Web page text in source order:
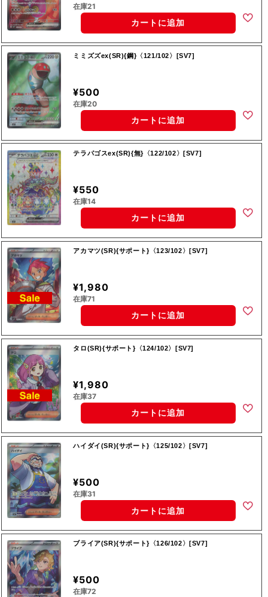
在庫21
カートに追加
ミミズズex(SR){鋼}〈121/102〉[SV7]
¥500
在庫20
カートに追加
テラパゴスex(SR){無}〈122/102〉[SV7]
¥550
在庫14
カートに追加
アカマツ(SR){サポート}〈123/102〉[SV7]
¥1,980
在庫71
カートに追加
タロ(SR){サポート}〈124/102〉[SV7]
¥1,980
在庫37
カートに追加
ハイダイ(SR){サポート}〈125/102〉[SV7]
¥500
在庫31
カートに追加
ブライア(SR){サポート}〈126/102〉[SV7]
¥500
在庫72